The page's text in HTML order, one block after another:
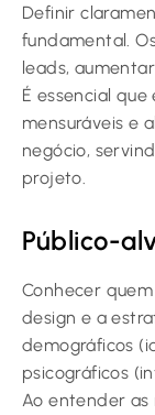
Definir
fundamental.
leads,
É essencial
mensuráveis e
negócio,
projeto.
Público-
Conhecer
design e a
demográficos
psicográficos
Ao entender as